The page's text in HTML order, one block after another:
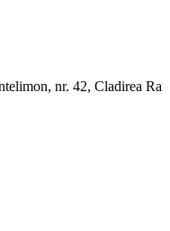
nr. 42, Cladirea